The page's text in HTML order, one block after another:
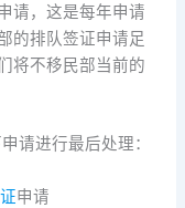
请，这是每年申请
的排队签证申请足
将不移民部当前的
请进行最后处理：
申请